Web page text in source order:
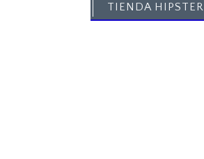
TIENDA HIPSTER